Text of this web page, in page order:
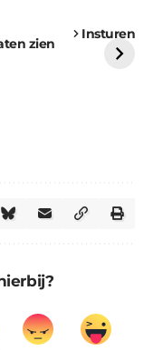
Insturen
zien